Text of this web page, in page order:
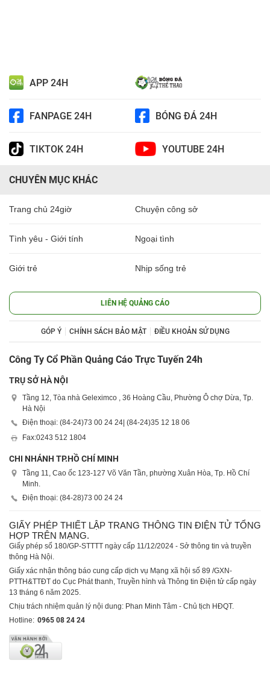
APP 24H
FANPAGE 24H BÓNG ĐÁ 24H
TIKTOK 24H YOUTUBE 24H
CHUYÊN MỤC KHÁC
Trang chủ 24giờ Chuyện công sở
Tình yêu - Giới tính Ngoại tình
Giới trẻ Nhịp sống trẻ
LIÊN HỆ QUẢNG CÁO
GÓP Ý CHÍNH SÁCH BẢO MẬT ĐIỀU KHOẢN SỬ DỤNG
Công Ty Cổ Phần Quảng Cáo Trực Tuyến 24h
TRỤ SỞ HÀ NỘI
Tầng 12, Tòa nhà Geleximco , 36 Hoàng Cầu, Phường Ô chợ Dừa, Tp.
Hà Nội
Điện thoại: (84-24)73 00 24 24 | (84-24)35 12 18 06
Fax:0243 512 1804
CHI NHÁNH TP.HỒ CHÍ MINH
Tầng 11, Cao ốc 123-127 Võ Văn Tần, phường Xuân Hòa, Tp. Hồ Chí
Minh.
Điện thoại: (84-28)73 00 24 24
GIẤY PHÉP THIẾT LẬP TRANG THÔNG TIN ĐIỆN TỬ TỔNG
HỢP TRÊN MẠNG.
Giấy phép số 180/GP-STTTT ngày cấp 11/12/2024 - Sở thông tin và truyền
thông Hà Nội.
Giấy xác nhận thông báo cung cấp dịch vụ Mạng xã hội số 89 /GXN-
PTTH&TTĐT do Cục Phát thanh, Truyền hình và Thông tin Điện tử cấp ngày
13 tháng 6 năm 2025.
Chịu trách nhiệm quản lý nội dung: Phan Minh Tâm - Chủ tịch HĐQT.
Hotline: 0965 08 24 24